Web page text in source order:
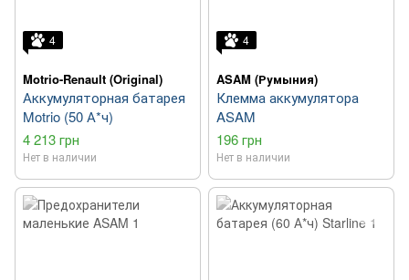
4
Motrio-Renault (Original)
Аккумуляторная батарея
Motrio (50 А*ч)
4 213 грн
Нет в наличии
4
ASAM (Румыния)
Клемма аккумулятора
ASAM
196 грн
Нет в наличии